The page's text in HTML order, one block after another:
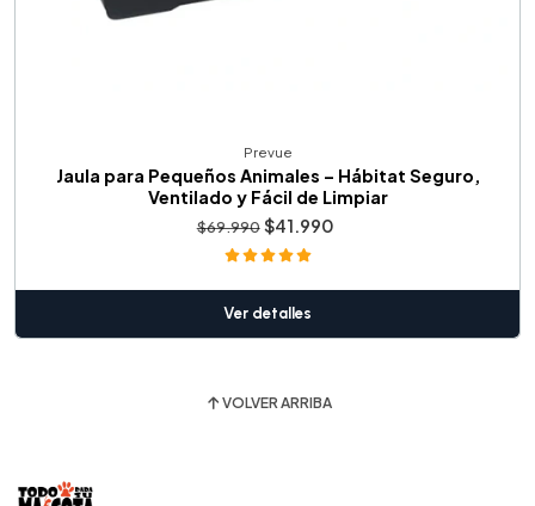
Prevue
Jaula para Pequeños Animales – Hábitat Seguro,
Ventilado y Fácil de Limpiar
$69.990 $41.990
Ver detalles
VOLVER ARRIBA